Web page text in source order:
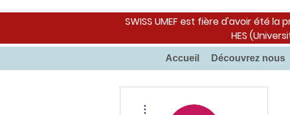
SWISS UMEF est fière d'avoir été
HES
Accueil Découvrez nous